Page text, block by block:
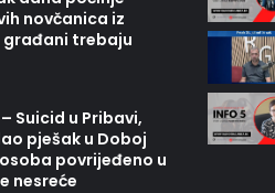
novčanica iz
trebaju
Suicid u Pribavi,
pješak u Doboj
povrijeđeno u
nesreće